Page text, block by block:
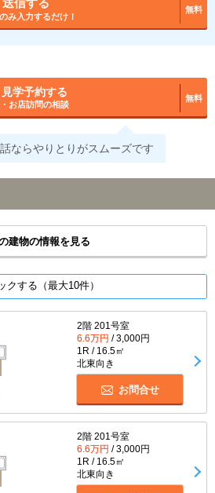
み入力するだけ！
無料
見学予約する
お店訪問の相談
無料
ならやりとりがスムーズです
建物の情報を見る
クする（最大10件）
2階 201号室
6.6万円 / 3,000円
1R / 16.5㎡
北東向き
お問合せ
2階 201号室
6.6万円 / 3,000円
1R / 16.5㎡
北東向き